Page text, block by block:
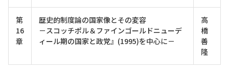
第
16
章
歴史的制度論の国家像とその変容
－スコッチポル＆ファインゴールドニューデ
ィール期の国家と政党』(1995)を中心に－
高
橋
善
隆